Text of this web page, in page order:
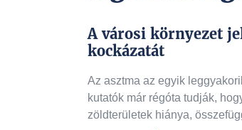
A városi környezet
kockázatát
Az asztma az egyik
kutatók már régóta tudják,
zöldterületek hiánya,